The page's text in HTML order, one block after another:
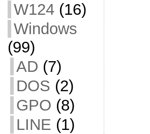
W124(16)
Windows
(99)
AD (7)
DOS (2)
GPO (8)
LINE (1)